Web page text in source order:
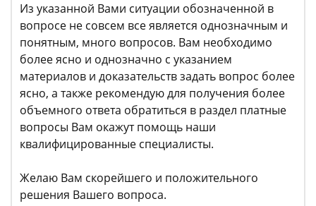
Из указанной Вами ситуации обозначенной в
вопросе не совсем все является однозначным и
понятным, много вопросов. Вам необходимо
более ясно и однозначно с указанием
материалов и доказательств задать вопрос более
ясно, а также рекомендую для получения более
объемного ответа обратиться в раздел платные
вопросы Вам окажут помощь наши
квалифицированные специалисты.
Желаю Вам скорейшего и положительного
решения Вашего вопроса.